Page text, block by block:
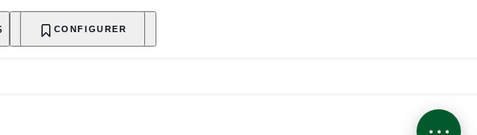
ACHETER MAINTENANT
CONFIGURER